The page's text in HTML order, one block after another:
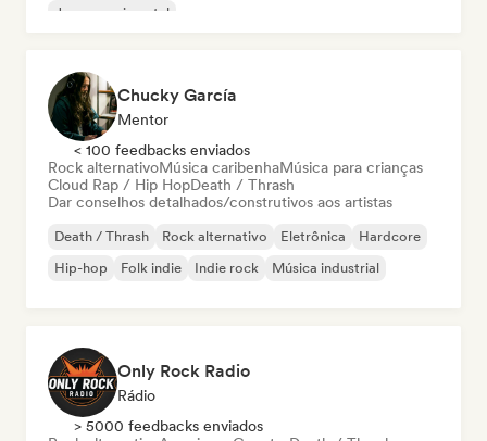
Jazz experimental
Chucky García
Mentor
< 100 feedbacks enviados
Rock alternativoMúsica caribenhaMúsica para crianças
Cloud Rap / Hip HopDeath / Thrash
Dar conselhos detalhados/construtivos aos artistas
Death / Thrash Rock alternativo Eletrônica
Hardcore
Hip-hop
Folk indie Indie rock Música industrial
Only Rock Radio
Rádio
> 5000 feedbacks enviados